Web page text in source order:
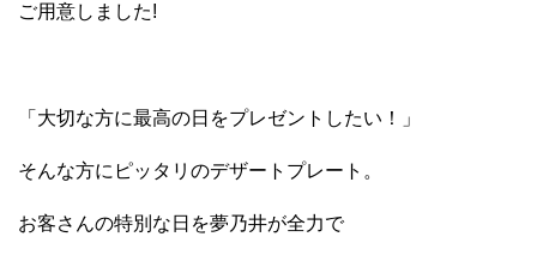
ご用意しました!
「大切な方に最高の日をプレゼントしたい！」
そんな方にピッタリのデザートプレート。
お客さんの特別な日を夢乃井が全力で